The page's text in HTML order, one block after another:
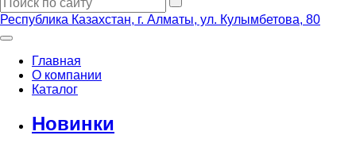
Республика Казахстан, г. Алматы, ул. Кулымбетова, 80
Главная
О компании
Каталог
Новинки